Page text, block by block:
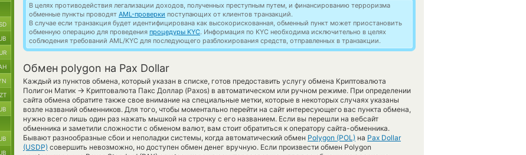
В целях противодействия легализации доходов, полученных преступным путем, и финансированию терроризма
обменные пункты проводят AML-проверки поступающих от клиентов транзакций.
В случае если транзакция будет идентифицирована как высокорискованная, обменный пункт может приостановить
обменную операцию для проведения процедуры KYC. Информация по KYC необходима исключительно в целях
соблюдения требований AML/KYC для последующего разблокирования средств, отправленных в транзакции.
Обмен polygon на Pax Dollar
Каждый из пунктов обмена, который указан в списке, готов предоставить услугу обмена Криптовалюта
Полигон Матик → Криптовалюта Пакс Доллар (Paxos) в автоматическом или ручном режиме. При определении
сайта обмена обратите также свое внимание на специальные метки, которые в некоторых случаях указаны
возле названий обменников. Для того, чтобы моментально перейти на сайт интересующего вас пункта обмена,
нужно всего лишь один раз нажать мышкой на строчку с его названием. Если вы перешли на вебсайт
обменника и заметили сложности с обменом валют, вам стоит обратиться к оператору сайта-обменника.
Бывают разнообразные сбои и неполадки системы, когда автоматический обмен Polygon (POL) на Pax Dollar
(USDP) совершить невозможно, но доступен обмен денег вручную. Если произвести обмен Polygon